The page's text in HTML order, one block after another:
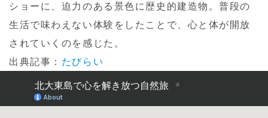
ショーに、迫力のある景色に歴史的建造物。普段の
生活で味わえない体験をしたことで、心と体が開放
されていくのを感じた。
出典記事： たびらい